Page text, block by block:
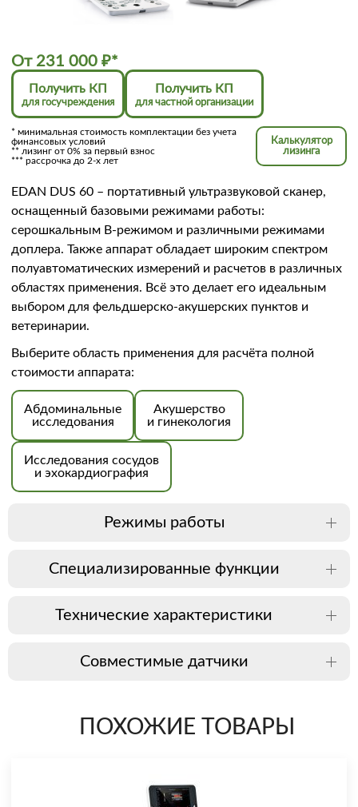
От 231 000 ₽*
Получить КП
для госучреждения
Получить КП
для частной организации
* минимальная стоимость комплектации без учета
финансовых условий
** лизинг от 0% за первый взнос
*** рассрочка до 2-х лет
Калькулятор
лизинга
EDAN DUS 60 – портативный ультразвуковой сканер,
оснащенный базовыми режимами работы:
серошкальным B-режимом и различными режимами
доплера. Также аппарат обладает широким спектром
полуавтоматических измерений и расчетов в различных
областях применения. Всё это делает его идеальным
выбором для фельдшерско-акушерских пунктов и
ветеринарии.
Выберите область применения для расчёта полной
стоимости аппарата:
Абдоминальные
исследования
Акушерство
и гинекология
Исследования сосудов
и эхокардиография
Режимы работы
Специализированные функции
Технические характеристики
Совместимые датчики
ПОХОЖИЕ ТОВАРЫ